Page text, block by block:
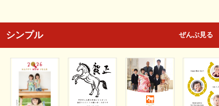
シンプル ぜんぶ見る